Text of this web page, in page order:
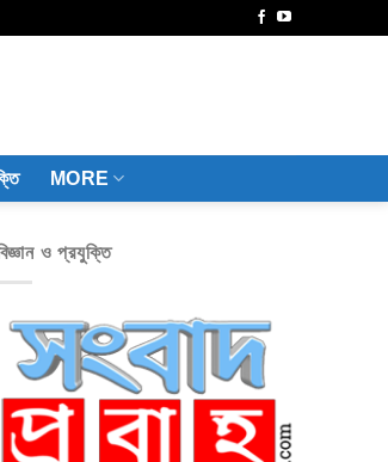
MORE
ও প্রযুক্তি